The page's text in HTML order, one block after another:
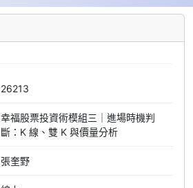
26213
幸福股票投資術模組三｜進場時機判
斷：K 線、雙 K 與價量分析
張奎野